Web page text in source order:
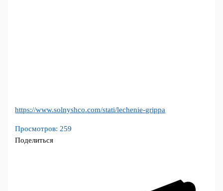
https://www.solnyshco.com/stati/lechenie-grippa
Просмотров: 259
Поделиться